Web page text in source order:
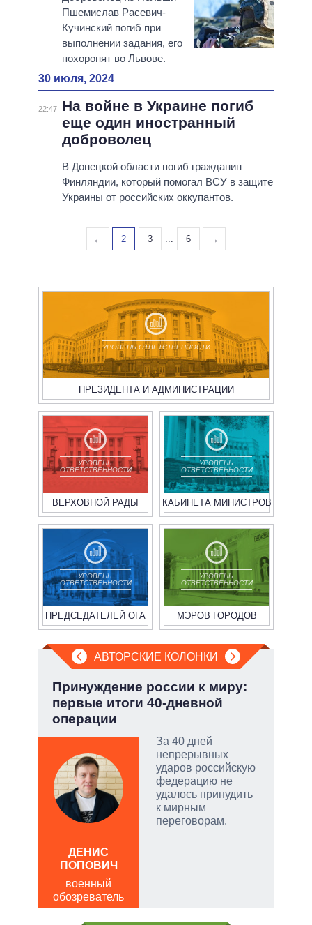
Пшемислав Расевич-
Кучинский погиб при
выполнении задания, его
похоронят во Львове.
30 июля, 2024
22:47
На войне в Украине погиб
еще один иностранный
доброволец
В Донецкой области погиб гражданин
Финляндии, который помогал ВСУ в защите
Украины от российских оккупантов.
← 2 3 ... 6 →
УРОВЕНЬ ОТВЕТСТВЕННОСТИ
ПРЕЗИДЕНТА И АДМИНИСТРАЦИИ
УРОВЕНЬ
ОТВЕТСТВЕННОСТИ
ВЕРХОВНОЙ РАДЫ
УРОВЕНЬ
ОТВЕТСТВЕННОСТИ
КАБИНЕТА МИНИСТРОВ
УРОВЕНЬ
ОТВЕТСТВЕННОСТИ
ПРЕДСЕДАТЕЛЕЙ ОГА
УРОВЕНЬ
ОТВЕТСТВЕННОСТИ
МЭРОВ ГОРОДОВ
АВТОРСКИЕ КОЛОНКИ
Принуждение россии к миру:
первые итоги 40-дневной
операции
За 40 дней
непрерывных
ударов российскую
федерацию не
удалось принудить
к мирным
переговорам.
ДЕНИС
ПОПОВИЧ
военный
обозреватель